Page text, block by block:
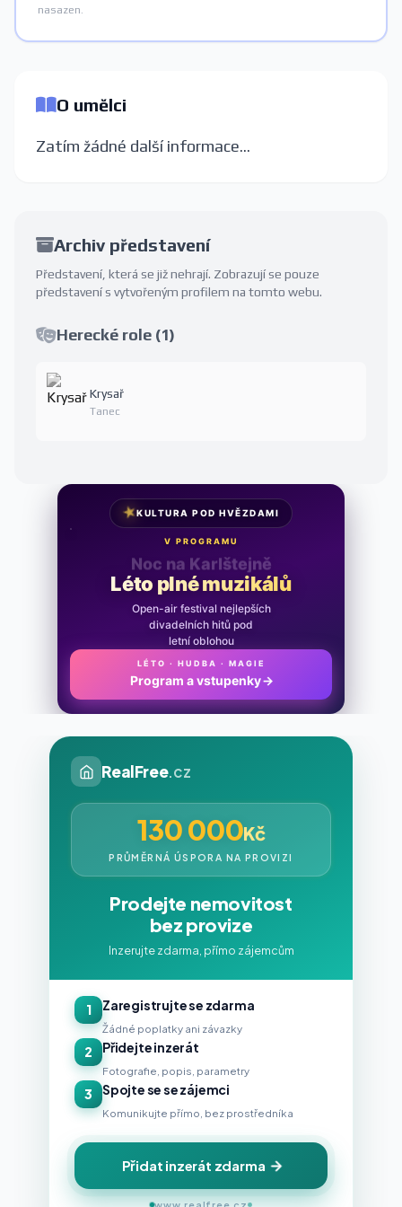
nasazen.
O umělci
Zatím žádné další informace...
Archiv představení
Představení, která se již nehrají. Zobrazují se pouze
představení s vytvořeným profilem na tomto webu.
Herecké role (1)
Krysař
Tanec
★KULTURA POD HVĚZDAMI
V PROGRAMU
Noc na Karlštejně
Léto plné muzikálů
Open-air festival nejlepších
divadelních hitů pod
letní oblohou
LÉTO · HUDBA · MAGIE
Program a vstupenky →
RealFree.cz
130 000Kč
PRŮMĚRNÁ ÚSPORA NA PROVIZI
Prodejte nemovitost
bez provize
Inzerujte zdarma, přímo zájemcům
1 Zaregistrujte se zdarma
Žádné poplatky ani závazky
2 Přidejte inzerát
Fotografie, popis, parametry
3 Spojte se se zájemci
Komunikujte přímo, bez prostředníka
Přidat inzerát zdarma